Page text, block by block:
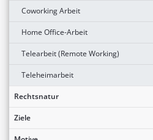
Coworking Arbeit
Home Office-Arbeit
Telearbeit (Remote Working)
Teleheimarbeit
Rechtsnatur
Ziele